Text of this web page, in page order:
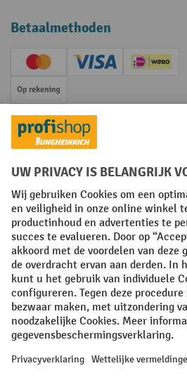
Betaalmethoden
Creditcard (Master)Creditcard (Visa)
iDEAL |
Op rekening
Sociale netwerken
Facebook
YouTube
LinkedIn
Instagram
Algemene leveringsvoorwaarden
Privacyverklaring Privacy
All prices excl. VAT plusshipping costs
if not stated otherwise.
¹ De korting is geldig zolang de voorraad
procentuele kortingen of vouchers is niet